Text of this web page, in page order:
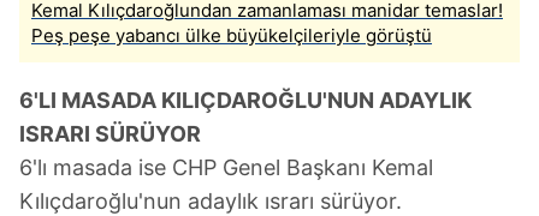
Kemal Kılıçdaroğlundan zamanlaması manidar temaslar!
Peş peşe yabancı ülke büyükelçileriyle görüştü
6'LI MASADA KILIÇDAROĞLU'NUN ADAYLIK
ISRARI SÜRÜYOR
6'lı masada ise CHP Genel Başkanı Kemal
Kılıçdaroğlu'nun adaylık ısrarı sürüyor.